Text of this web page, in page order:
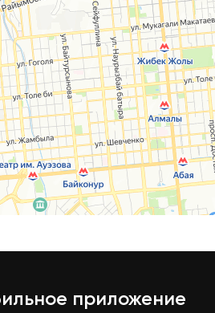
приложение